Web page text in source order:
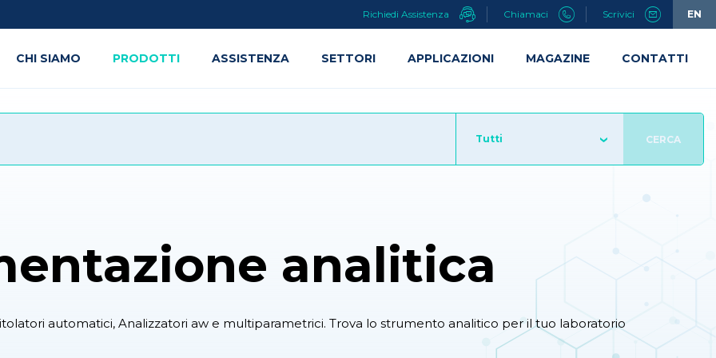
Tutti CERCA
analitica
automatici, Analizzatori aw e multiparametrici. Trova lo strumento analitico per il tuo laboratorio
Richiedi Assistenza Chiamaci Scrivici EN
CHI SIAMO PRODOTTI ASSISTENZA SETTORI APPLICAZIONI MAGAZINE CONTATTI